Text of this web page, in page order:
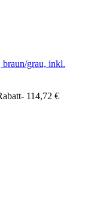
braun/grau, inkl.
- 114,72 €